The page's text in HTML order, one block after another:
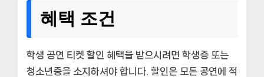
혜택 조건
학생 공연 티켓 할인 혜택을 받으시려면 학생증 또는
청소년증을 소지하셔야 합니다. 할인은 모든 공연에 적